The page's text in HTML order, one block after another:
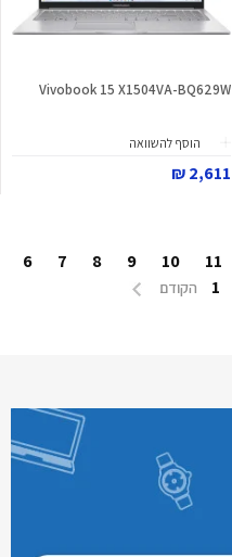
Vivobook 15 X1504VA-BQ629W
הוסף להשוואה
2,611 ₪
11
10
9
8
7
6
1 הקודם